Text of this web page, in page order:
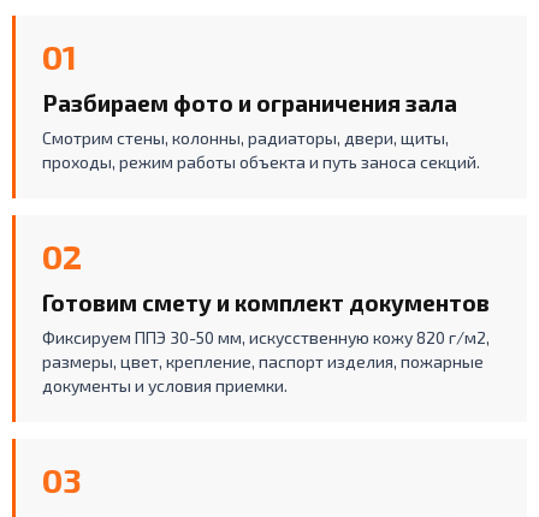
01
Разбираем фото и ограничения зала
Смотрим стены, колонны, радиаторы, двери, щиты,
проходы, режим работы объекта и путь заноса секций.
02
Готовим смету и комплект документов
Фиксируем ППЭ 30-50 мм, искусственную кожу 820 г/м2,
размеры, цвет, крепление, паспорт изделия, пожарные
документы и условия приемки.
03